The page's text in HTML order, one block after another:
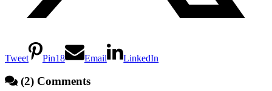
Tweet Pin18 Email LinkedIn
(2) Comments